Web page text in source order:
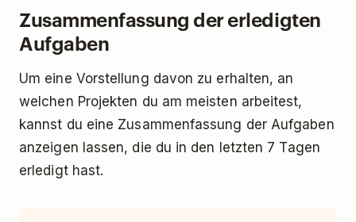
Zusammenfassung der erledigten
Aufgaben
Um eine Vorstellung davon zu erhalten, an
welchen Projekten du am meisten arbeitest,
kannst du eine Zusammenfassung der Aufgaben
anzeigen lassen, die du in den letzten 7 Tagen
erledigt hast.